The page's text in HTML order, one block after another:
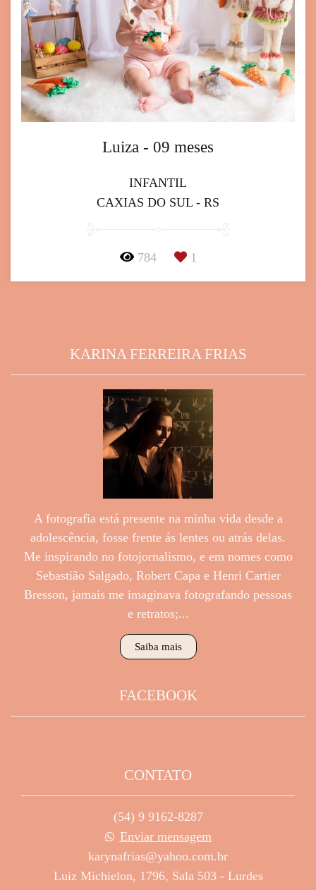
Luiza - 09 meses
INFANTIL
CAXIAS DO SUL - RS
784 1
KARINA FERREIRA FRIAS
A fotografia está presente na minha vida desde a
adolescência, fosse frente ás lentes ou atrás delas.
Me inspirando no fotojornalismo, e em nomes como
Sebastião Salgado, Robert Capa e Henri Cartier
Bresson, jamais me imaginava fotografando pessoas
e retratos;...
Saiba mais
FACEBOOK
CONTATO
(54) 9 9162-8287
Enviar mensagem
karynafrias@yahoo.com.br
Luiz Michielon, 1796, Sala 503 - Lurdes